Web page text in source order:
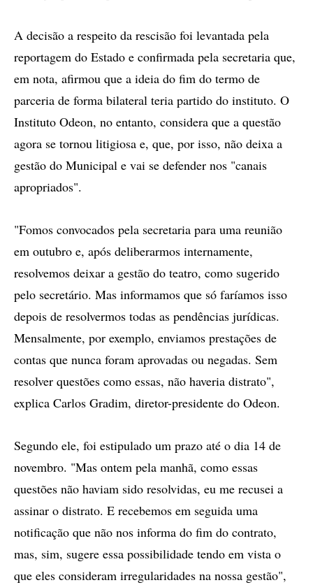
A decisão a respeito da rescisão foi levantada pela
reportagem do Estado e confirmada pela secretaria que,
em nota, afirmou que a ideia do fim do termo de
parceria de forma bilateral teria partido do instituto. O
Instituto Odeon, no entanto, considera que a questão
agora se tornou litigiosa e, que, por isso, não deixa a
gestão do Municipal e vai se defender nos "canais
apropriados".
"Fomos convocados pela secretaria para uma reunião
em outubro e, após deliberarmos internamente,
resolvemos deixar a gestão do teatro, como sugerido
pelo secretário. Mas informamos que só faríamos isso
depois de resolvermos todas as pendências jurídicas.
Mensalmente, por exemplo, enviamos prestações de
contas que nunca foram aprovadas ou negadas. Sem
resolver questões como essas, não haveria distrato",
explica Carlos Gradim, diretor-presidente do Odeon.
Segundo ele, foi estipulado um prazo até o dia 14 de
novembro. "Mas ontem pela manhã, como essas
questões não haviam sido resolvidas, eu me recusei a
assinar o distrato. E recebemos em seguida uma
notificação que não nos informa do fim do contrato,
mas, sim, sugere essa possibilidade tendo em vista o
que eles consideram irregularidades na nossa gestão",